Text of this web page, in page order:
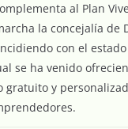
al Plan
la concejalía de
con el
se ha venido
gratuito y